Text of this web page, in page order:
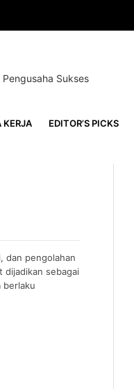
Sukses
KERJA EDITOR’S PICKS
dan pengolahan
dijadikan sebagai
berlaku